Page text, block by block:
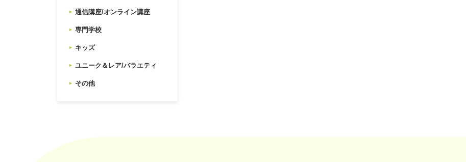
通信講座/オンライン講座
専門学校
キッズ
ユニーク＆レア/バラエティ
その他